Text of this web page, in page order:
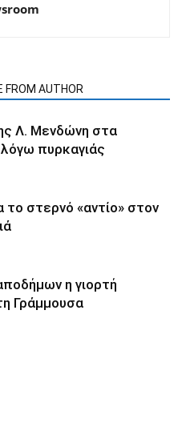
FROM AUTHOR
Λ. Μενδώνη στα
πυρκαγιάς
το στερνό «αντίο» στον
η γιορτή
Γράμμουσα